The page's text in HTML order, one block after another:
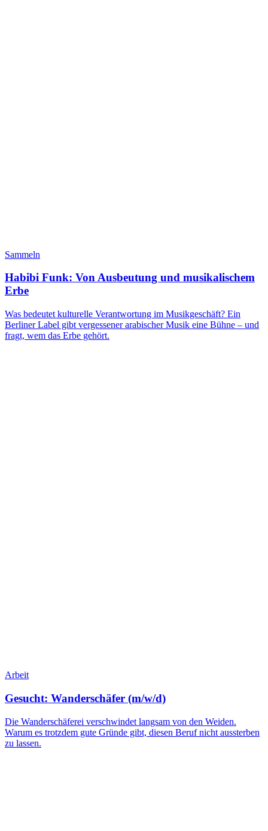
Sammeln
Habibi Funk: Von Ausbeutung und musikalischem
Erbe
Was bedeutet kulturelle Verantwortung im Musikgeschäft? Ein
Berliner Label gibt vergessener arabischer Musik eine Bühne – und
fragt, wem das Erbe gehört.
Arbeit
Gesucht: Wanderschäfer (m/w/d)
Die Wanderschäferei verschwindet langsam von den Weiden.
Warum es trotzdem gute Gründe gibt, diesen Beruf nicht aussterben
zu lassen.